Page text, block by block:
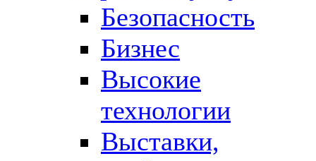
Безопасность
Бизнес
Высокие
технологии
Выставки,